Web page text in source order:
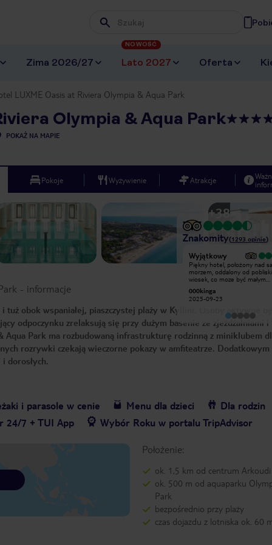
Wpisz frazę, której szukasz
Zima 2026/27 Lato 2027
NOWOŚĆ
Oferta
LUXME Oasis at Riviera Olympia & Aqua Park
Olympia & Aqua Park
POKAŻ NA MAPIE
Pokoje Wyżywienie Atrakcje
+38
Znakomity(1293 opinie)
Wyjątkowy
Bardzo dobry serwis, smaczna i
Przepiękna plaża i czyste, ciepłe
morze.
Venture36565636487
Wyjątkowy
Piękny hotel, położony nad
morzem, oddalony od
wiosek, co moze być małym
Magda, więc nie było
problemów z dogadaniem się.
sieci bezproblemowy więc na
ktoś ma swój internet to nie
problemu. Duży wybór
smacznie. Aquapark dla
super.
000kinga
2025-09-23
- informacje
obok wspaniałej, piaszczystej plaży w Kyllini. Osoby aktywne
odpoczynku zrelaksują się przy dużym basenie ze zjeżdżalniami i
Aqua Park ma rozbudowaną infrastrukturę rodzinną z miniklubem
rozrywki czekają wieczorne pokazy w amfiteatrze. Dodatkowym
dorosłych.
i parasole w cenie Menu dla dzieci
Dla rodzin
24/7 + TUI App Wybór Roku w portalu TripAdvisor
Położenie:
ok. 1,5 km od centrum Arkoudi
ok. 500 m od aquaparku
Park
bezpośrednio przy plaży
czas dojazdu z lotniska ok. 60